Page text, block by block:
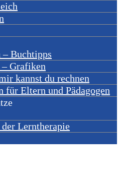
– Buchtipps
– Grafiken
kannst du rechnen
für Eltern und Pädagogen
Lerntherapie